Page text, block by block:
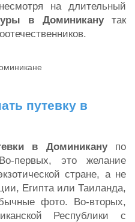
на длительный
в Доминиканутак
путевку в
в Доминиканупо
первых, это желание
стране, а не
Египта или Таиланда,
фото. Во-вторых,
Республики с